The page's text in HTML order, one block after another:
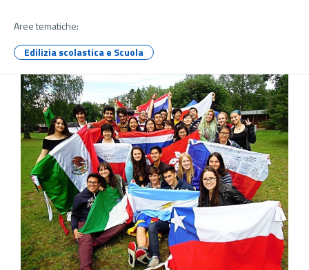
Aree tematiche:
Edilizia scolastica e Scuola